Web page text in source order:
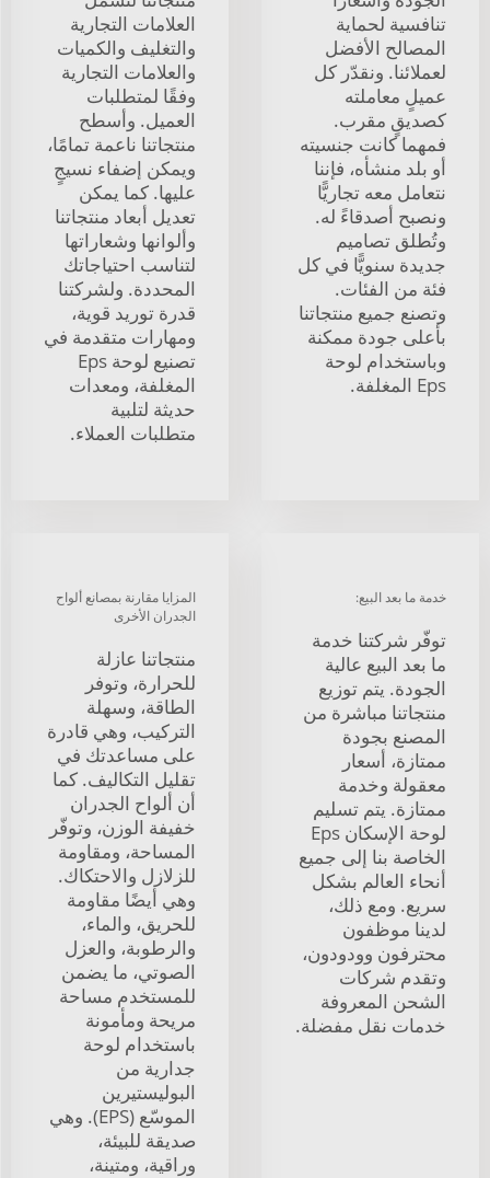
تنافسية لحماية
المصالح الأفضل
لعملائنا. ونقدّر كل
عميلٍ معاملته
كصديقٍ مقرب.
فمهما كانت جنسيته
أو بلد منشأه، فإننا
نتعامل معه تجاريًّا
ونصبح أصدقاءً له.
وتُطلق تصاميم
جديدة سنويًّا في كل
فئة من الفئات.
وتصنع جميع منتجاتنا
بأعلى جودة ممكنة
وباستخدام لوحة
Eps المغلفة.
العلامات التجارية
والتغليف والكميات
والعلامات التجارية
وفقًا لمتطلبات
العميل. وأسطح
منتجاتنا ناعمة تمامًا،
ويمكن إضفاء نسيجٍ
عليها. كما يمكن
تعديل أبعاد منتجاتنا
وألوانها وشعاراتها
لتناسب احتياجاتك
المحددة. ولشركتنا
قدرة توريد قوية،
ومهارات متقدمة في
تصنيع لوحة Eps
المغلفة، ومعدات
حديثة لتلبية
متطلبات العملاء.
خدمة ما بعد البيع:
توفّر شركتنا خدمة
ما بعد البيع عالية
الجودة. يتم توزيع
منتجاتنا مباشرة من
المصنع بجودة
ممتازة، أسعار
معقولة وخدمة
ممتازة. يتم تسليم
لوحة الإسكان Eps
الخاصة بنا إلى جميع
أنحاء العالم بشكل
سريع. ومع ذلك،
لدينا موظفون
محترفون وودودون،
وتقدم شركات
الشحن المعروفة
خدمات نقل مفضلة.
المزايا مقارنة بمصانع ألواح
الجدران الأخرى
منتجاتنا عازلة
للحرارة، وتوفر
الطاقة، وسهلة
التركيب، وهي قادرة
على مساعدتك في
تقليل التكاليف. كما
أن ألواح الجدران
خفيفة الوزن، وتوفّر
المساحة، ومقاومة
للزلازل والاحتكاك.
وهي أيضًا مقاومة
للحريق، والماء،
والرطوبة، والعزل
الصوتي، ما يضمن
للمستخدم مساحة
مريحة ومأمونة
باستخدام لوحة
جدارية من
البوليستيرين
الموسّع (EPS). وهي
صديقة للبيئة،
وراقية، ومتينة،